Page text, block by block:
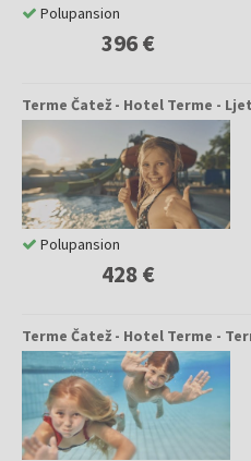
396 €
Polupansion
Terme Čatež - Hotel Terme -
428 €
Polupansion
Terme Čatež - Hotel Terme -